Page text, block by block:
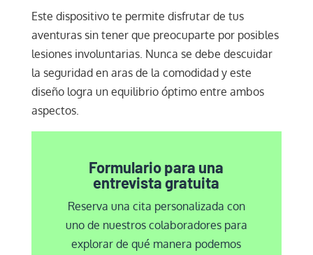
Este dispositivo te permite disfrutar de tus
aventuras sin tener que preocuparte por posibles
lesiones involuntarias. Nunca se debe descuidar
la seguridad en aras de la comodidad y este
diseño logra un equilibrio óptimo entre ambos
aspectos.
Formulario para una
entrevista gratuita
Reserva una cita personalizada con
uno de nuestros colaboradores para
explorar de qué manera podemos